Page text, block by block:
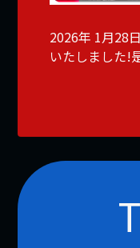
2026年 1月28
いたしました!